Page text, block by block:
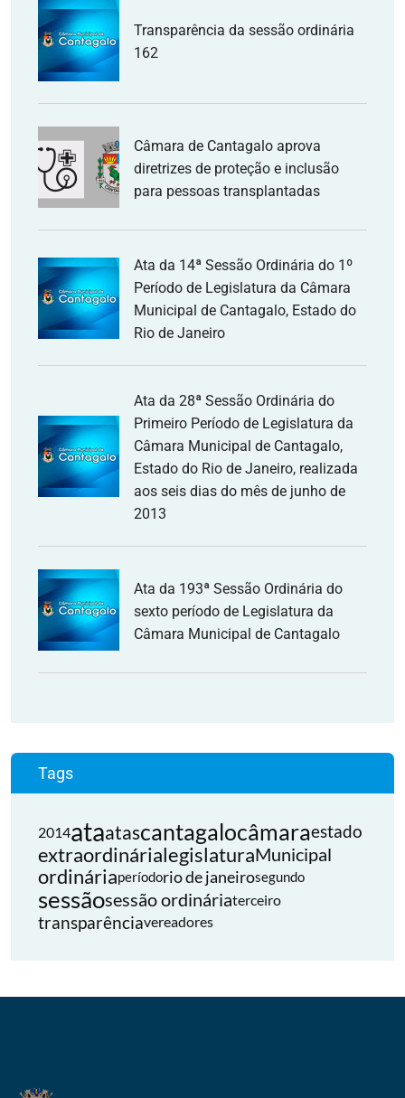
Transparência da sessão ordinária
162
Câmara de Cantagalo aprova
diretrizes de proteção e inclusão
para pessoas transplantadas
Ata da 14ª Sessão Ordinária do 1º
Período de Legislatura da Câmara
Municipal de Cantagalo, Estado do
Rio de Janeiro
Ata da 28ª Sessão Ordinária do
Primeiro Período de Legislatura da
Câmara Municipal de Cantagalo,
Estado do Rio de Janeiro, realizada
aos seis dias do mês de junho de
2013
Ata da 193ª Sessão Ordinária do
sexto período de Legislatura da
Câmara Municipal de Cantagalo
Tags
2014ataatascantagalocâmaraestado
extraordinárialegislaturaMunicipal
ordináriaperíodorio de janeirosegundo
sessãosessão ordináriaterceiro
transparênciavereadores